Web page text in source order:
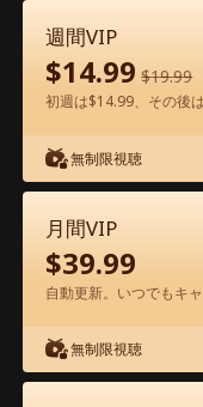
エピソード24
週間VIP
$14.99 $19.99
初週は$14.99、その後
無制限視聴
月間VIP
$39.99
自動更新。いつでもキ
無制限視聴